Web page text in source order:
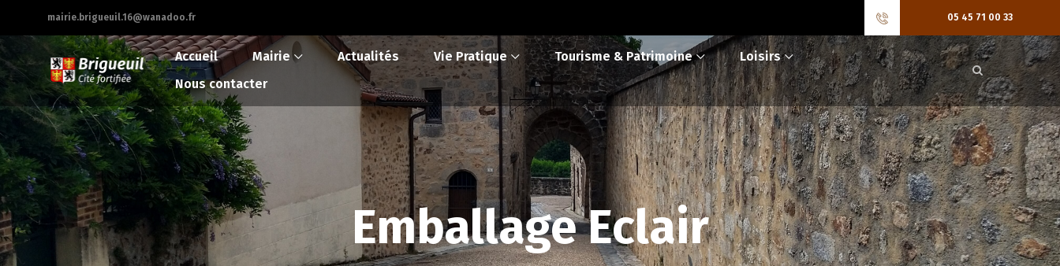
mairie.brigueuil.16@wanadoo.fr 05 45 71 00 33
Accueil Mairie Actualités Vie Pratique Tourisme & Patrimoine
Loisirs
Nous contacter
Emballage Eclair